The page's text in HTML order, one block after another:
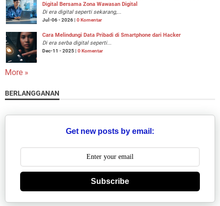
Digital Bersama Zona Wawasan Digital
Di era digital seperti sekarang,...
Jul-06 - 2026 | 0 Komentar
Cara Melindungi Data Pribadi di Smartphone dari Hacker
Di era serba digital seperti...
Dec-11 - 2025 | 0 Komentar
More »
BERLANGGANAN
Get new posts by email:
Subscribe